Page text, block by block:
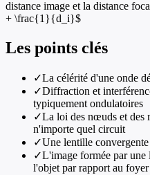
distance image et la distance
+ \frac{1}{d_i}$
Les points clés
✓La célérité d'une onde
✓Diffraction et
typiquement ondulatoires
✓La loi des nœuds et des
n'importe quel circuit
✓Une lentille
✓L'image formée par une
l'objet par rapport au foyer